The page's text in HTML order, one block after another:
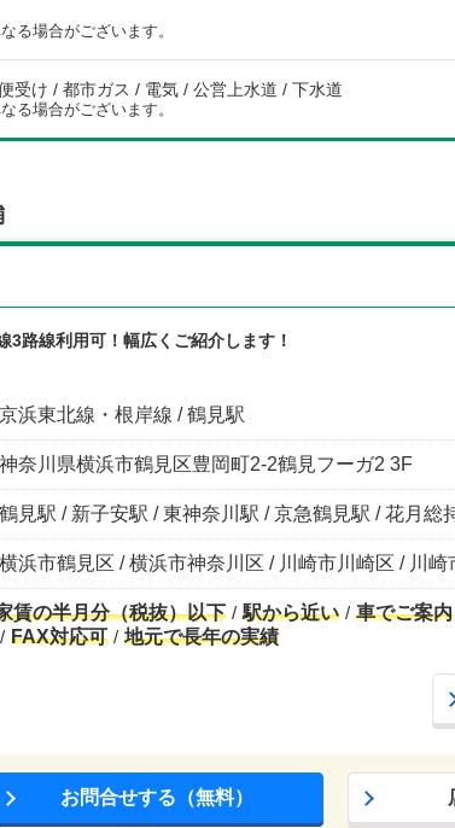
る場合がございます。
受け / 都市ガス / 電気 / 公営上水道 / 下水道
る場合がございます。
3路線利用可！幅広くご紹介します！
京浜東北線・根岸線 / 鶴見駅
神奈川県横浜市鶴見区豊岡町2-2鶴見フーガ2 3F
鶴見駅 / 新子安駅 / 東神奈川駅 / 京急鶴見駅 / 花月総
横浜市鶴見区 / 横浜市神奈川区 / 川崎市川崎区 / 川崎
賃の半月分（税抜）以下 駅から近い 車でご案内
FAX対応可 地元で長年の実績
お問合せする（無料）